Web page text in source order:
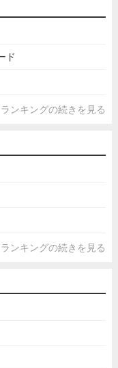
ド
ランキングの続きを見る
ランキングの続きを見る